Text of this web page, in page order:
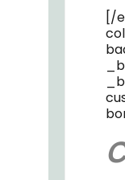
[/